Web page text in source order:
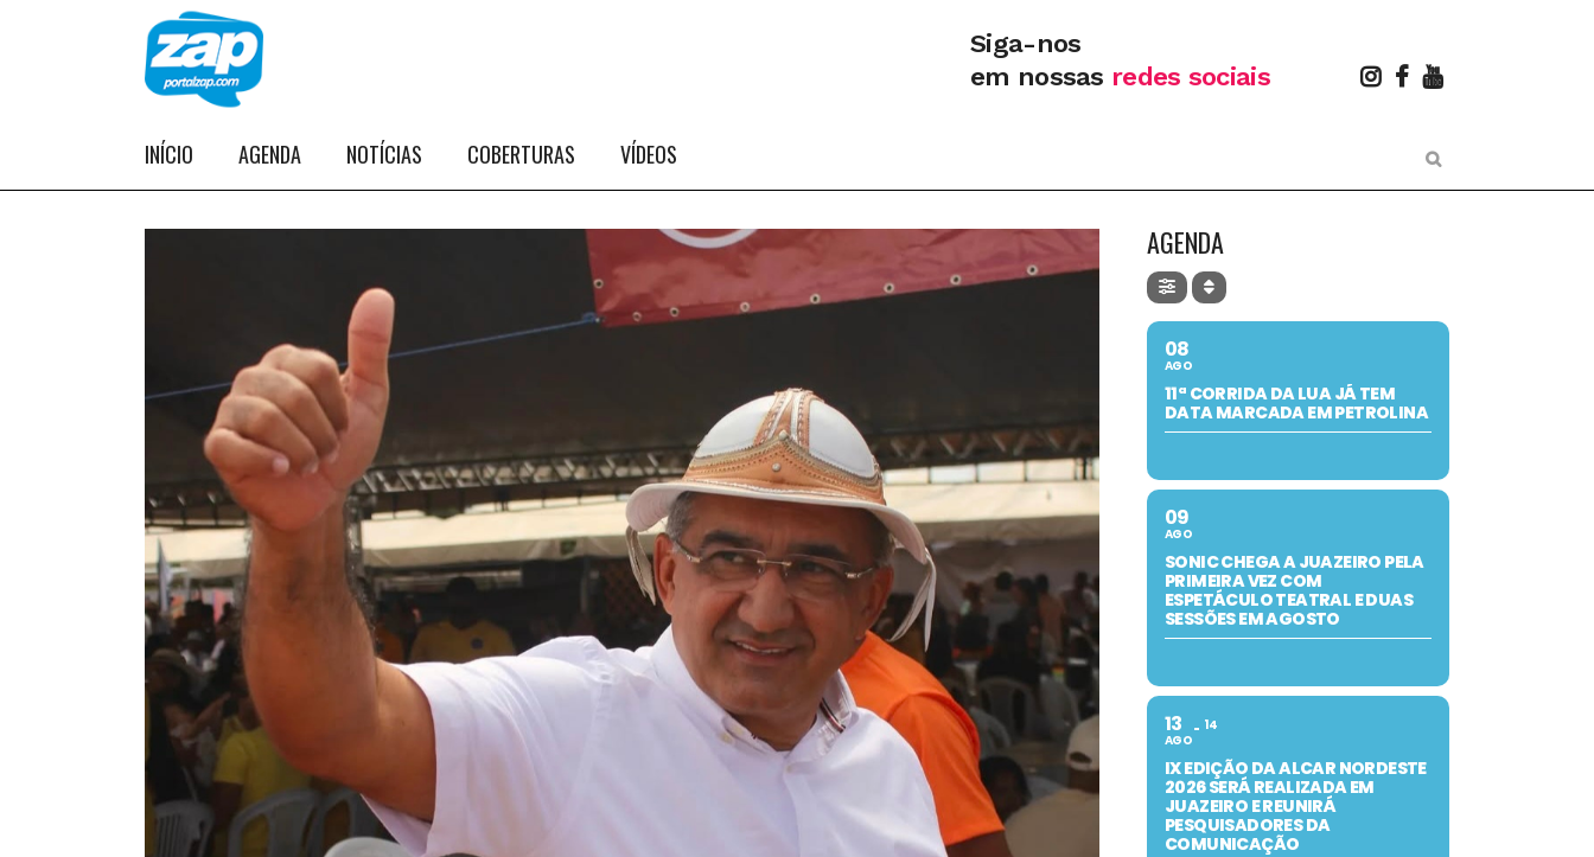
Siga-nos
em nossas redes sociais
INÍCIO AGENDA NOTÍCIAS COBERTURAS VÍDEOS
AGENDA
08
AGO
11ª CORRIDA DA LUA JÁ TEM
DATA MARCADA EM PETROLINA
09
AGO
SONIC CHEGA A JUAZEIRO PELA
PRIMEIRA VEZ COM
ESPETÁCULO TEATRAL E DUAS
SESSÕES EM AGOSTO
13
AGO
14
IX EDIÇÃO DA ALCAR NORDESTE
2026 SERÁ REALIZADA EM
JUAZEIRO E REUNIRÁ
PESQUISADORES DA
COMUNICAÇÃO